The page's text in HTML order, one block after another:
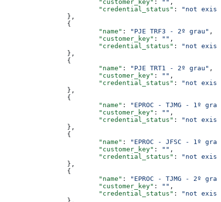
			"customer_key"
: "" ,
			"credential_status"
:
"not
		},
		{
			"name"
: "PJE TRF3 - 2º grau" ,
			"customer_key"
: "" ,
			"credential_status"
:
"not
		},
		{
			"name"
: "PJE TRT1 - 2º grau" ,
			"customer_key"
: "" ,
			"credential_status"
:
"not
		},
		{
			"name"
:
"EPROC - TJMG - 1º
			"customer_key"
: "" ,
			"credential_status"
:
"not
		},
		{
			"name"
:
"EPROC - JFSC - 1º
			"customer_key"
: "" ,
			"credential_status"
:
"not
		},
		{
			"name"
:
"EPROC - TJMG - 2º
			"customer_key"
: "" ,
			"credential_status"
:
"not